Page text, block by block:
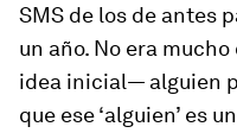
SMS de los de antes
un año. No era
idea inicial— alguien
que ese ‘alguien’ es